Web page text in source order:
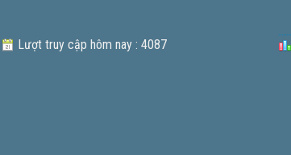
Lượt truy cập hôm nay : 4087